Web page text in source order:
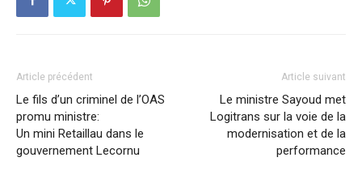
Article précédent
Le fils d’un criminel de l’OAS
promu ministre:
Un mini Retaillau dans le
gouvernement Lecornu
Article suivant
Le ministre Sayoud met
Logitrans sur la voie de la
modernisation et de la
performance